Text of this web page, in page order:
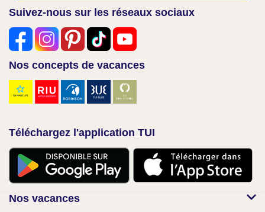
Suivez-nous sur les réseaux sociaux
Nos concepts de vacances
Téléchargez l'application TUI
Nos vacances